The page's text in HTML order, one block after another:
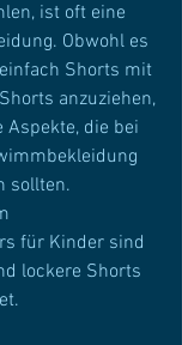
ist oft eine
Obwohl es
Shorts mit
anzuziehen,
die bei
sollten.
für Kinder sind
lockere Shorts